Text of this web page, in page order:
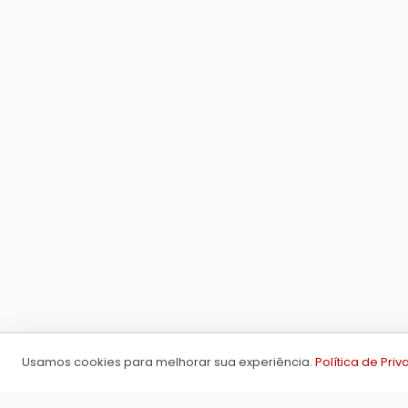
Usamos cookies para melhorar sua experiência. Política de